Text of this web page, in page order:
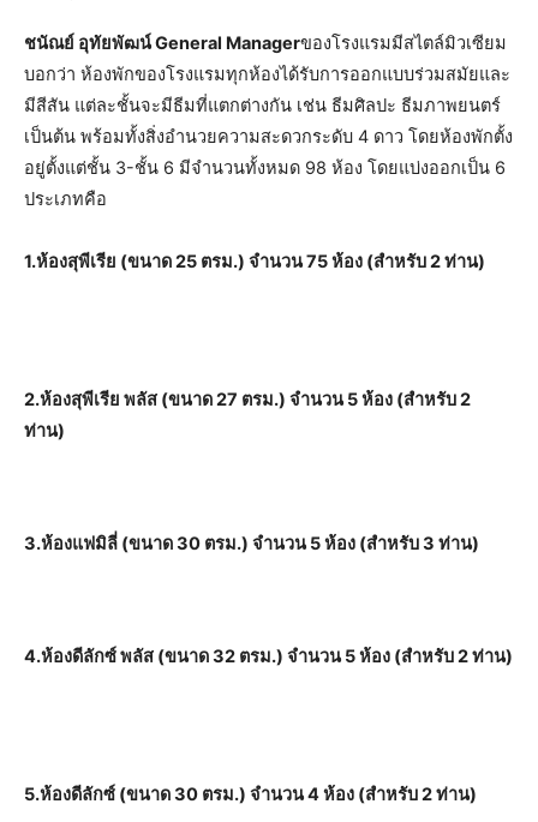
ชนัณย์ อุทัยพัฒน์ General Managerของโรงแรมมีสไตล์มิวเซียม
บอกว่า ห้องพักของโรงแรมทุกห้องได้รับการออกแบบร่วมสมัยและ
มีสีสัน แต่ละชั้นจะมีธีมที่แตกต่างกัน เช่น ธีมศิลปะ ธีมภาพยนตร์
เป็นต้น พร้อมทั้งสิ่งอำนวยความสะดวกระดับ 4 ดาว โดยห้องพักตั้ง
อยู่ตั้งแต่ชั้น 3-ชั้น 6 มีจำนวนทั้งหมด 98 ห้อง โดยแบ่งออกเป็น 6
ประเภทคือ
1.ห้องสุพีเรีย (ขนาด 25 ตรม.) จำนวน 75 ห้อง (สำหรับ 2 ท่าน)
2.ห้องสุพีเรีย พลัส (ขนาด 27 ตรม.) จำนวน 5 ห้อง (สำหรับ 2
ท่าน)
3.ห้องแฟมิลี่ (ขนาด 30 ตรม.) จำนวน 5 ห้อง (สำหรับ 3 ท่าน)
4.ห้องดีลักซ์ พลัส (ขนาด 32 ตรม.) จำนวน 5 ห้อง (สำหรับ 2 ท่าน)
5.ห้องดีลักซ์ (ขนาด 30 ตรม.) จำนวน 4 ห้อง (สำหรับ 2 ท่าน)